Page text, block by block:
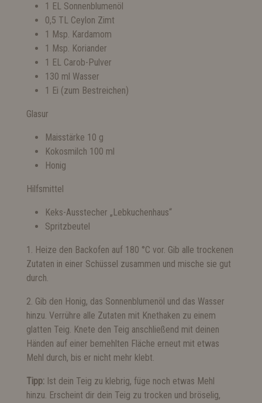
1 EL Sonnenblumenöl
0,5 TL Ceylon Zimt
1 Msp. Kardamom
1 Msp. Koriander
1 EL Carob-Pulver
130 ml Wasser
1 Ei (zum Bestreichen)
Glasur
Maisstärke 10 g
Kokosmilch 100 ml
Honig
Hilfsmittel
Keks-Ausstecher „Lebkuchenhaus“
Spritzbeutel
1. Heize den Backofen auf 180 °C vor. Gib alle trockenen
Zutaten in einer Schüssel zusammen und mische sie gut
durch.
2. Gib den Honig, das Sonnenblumenöl und das Wasser
hinzu. Verrühre alle Zutaten mit Knethaken zu einem
glatten Teig. Knete den Teig anschließend mit deinen
Händen auf einer bemehlten Fläche erneut mit etwas
Mehl durch, bis er nicht mehr klebt.
Tipp: Ist dein Teig zu klebrig, füge noch etwas Mehl
hinzu. Erscheint dir dein Teig zu trocken und bröselig,